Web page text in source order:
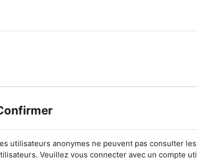
utilisateurs anonymes ne peuvent pas consulter
Veuillez vous connecter avec un compte